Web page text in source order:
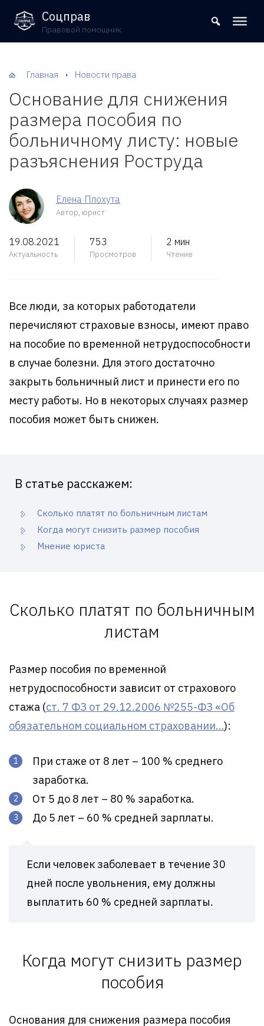
8 (800) 302-09-37
Соцправ
Правовой помощник
Главная Новости права
Основание для снижения
размера пособия по
больничному листу: новые
разъяснения Роструда
Елена Плохута
Автор, юрист
19.08.2021
Актуальность
753
Просмотров
2 мин
Чтение
Все люди, за которых работодатели
перечисляют страховые взносы, имеют право
на пособие по временной нетрудоспособности
в случае болезни. Для этого достаточно
закрыть больничный лист и принести его по
месту работы. Но в некоторых случаях размер
пособия может быть снижен.
В статье расскажем:
Сколько платят по больничным листам
Когда могут снизить размер пособия
Мнение юриста
Сколько платят по больничным
листам
Размер пособия по временной
нетрудоспособности зависит от страхового
стажа (ст. 7 ФЗ от 29.12.2006 №255-ФЗ «Об
обязательном социальном страховании…):
При стаже от 8 лет – 100 % среднего
заработка.
От 5 до 8 лет – 80 % заработка.
До 5 лет – 60 % средней зарплаты.
Если человек заболевает в течение 30
дней после увольнения, ему должны
выплатить 60 % средней зарплаты.
Когда могут снизить размер
пособия
Основания для снижения размера пособия